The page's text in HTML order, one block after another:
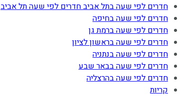
חדרים לפי שעה בתל אביב חדרים לפי שעה תל אביב
חדרים לפי שעה בחיפה
חדרים לפי שעה ברמת גן
חדרים לפי שעה בראשון לציון
חדרים לפי שעה בנתניה
חדרים לפי שעה בבאר שבע
חדרים לפי שעה בהרצליה
קריות